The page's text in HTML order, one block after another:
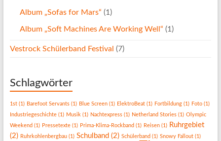
Album „Sofas for Mars“ (1)
Album „Soft Machines Are Working Well“ (1)
Vestrock Schülerband Festival (7)
Schlagwörter
1st(1) Barefoot Servants(1) Blue Screen(1) ElektroBeat(1) Fortbildung(1) Foto(1)
Industriegeschichte(1) Musik (1) Nachtexpress(1) Netherland Stories(1) Olympic
Weekend (1) Pressetexte(1) Prima-Klima-Rockband (1) Reisen(1) Ruhrgebiet
(2) Ruhrkohlenbergbau(1) Schulband (2) Schülerband (1) Snowy Fallout(1)